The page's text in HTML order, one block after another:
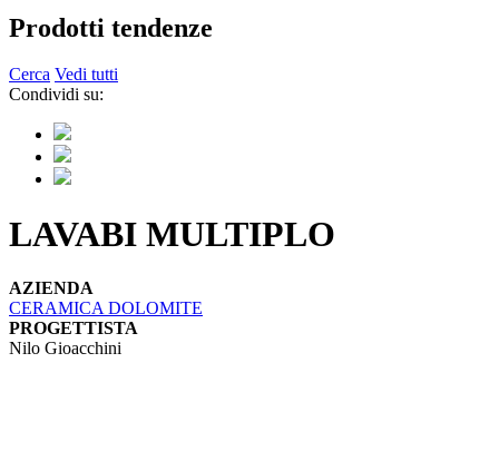
Prodotti tendenze
Cerca Vedi tutti
Condividi su:
LAVABI MULTIPLO
AZIENDA
CERAMICA DOLOMITE
PROGETTISTA
Nilo Gioacchini